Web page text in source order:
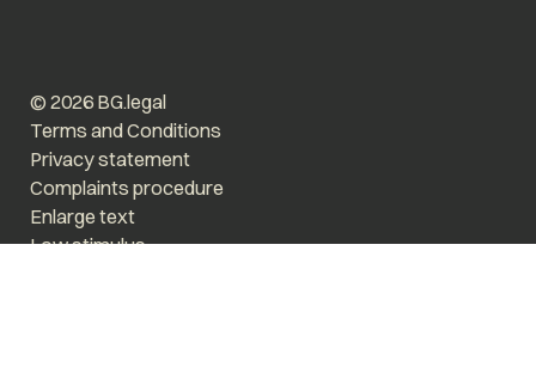
© 2026 BG.legal
Terms and Conditions
Privacy statement
Complaints procedure
Enlarge text
Low stimulus